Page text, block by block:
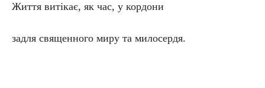
Життя витікає, як час, у кордони
задля священного миру та милосердя.